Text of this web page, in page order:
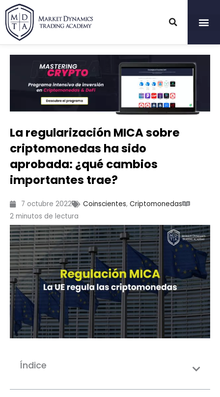
contenido
La regularización MICA sobre
criptomonedas ha sido
aprobada: ¿qué cambios
importantes trae?
7 octubre 2022 Coinscientes, Criptomonedas
Índice